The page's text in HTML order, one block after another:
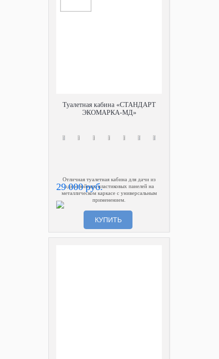
Туалетная кабина «СТАНДАРТ
ЭКОМАРКА-МД»
Отличная туалетная кабина для дачи из
однослойных пластиковых панелей на
металлическом каркасе с универсальным
применением.
29 000 руб.
КУПИТЬ